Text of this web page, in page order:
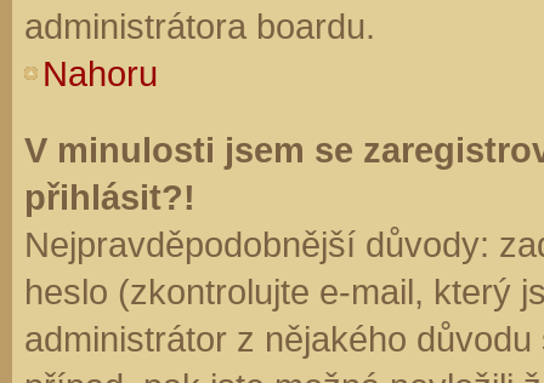
administrátora boardu.
Nahoru
V minulosti jsem se
přihlásit?!
Nejpravděpodobnější důvody:
heslo (zkontrolujte e-mail, který
administrátor z nějakého